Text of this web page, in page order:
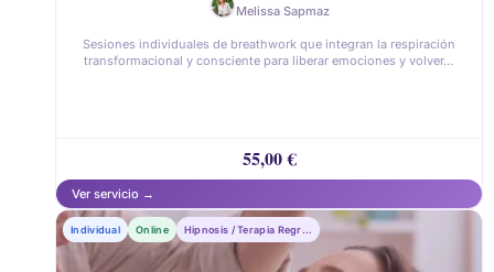
Melissa Sapmaz
55,00€
Sesiones individuales de breathwork que integran la respiración
transformacional y consciente para liberar emociones y volver…
Individual Online Hipnosis / Terapia Regresiva